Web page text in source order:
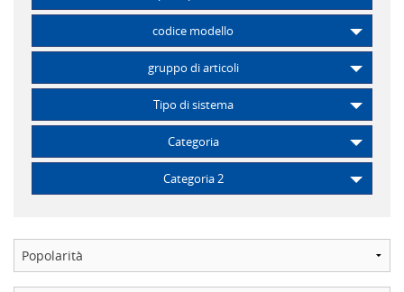
codice modello
gruppo di articoli
Tipo di sistema
Categoria
Categoria 2